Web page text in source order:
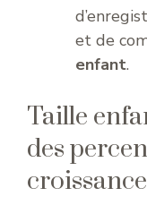
et de
enfant.
Taille
des
croissance